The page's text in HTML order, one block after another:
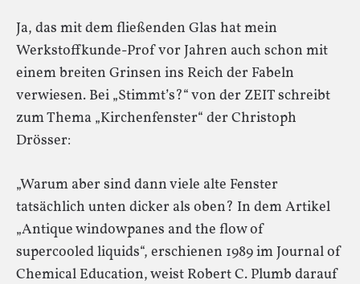
Ja, das mit dem fließenden Glas hat mein
Werkstoffkunde-Prof vor Jahren auch schon mit
einem breiten Grinsen ins Reich der Fabeln
verwiesen. Bei „Stimmt’s?“ von der ZEIT schreibt
zum Thema „Kirchenfenster“ der Christoph
Drösser:
„Warum aber sind dann viele alte Fenster
tatsächlich unten dicker als oben? In dem Artikel
„Antique windowpanes and the flow of
supercooled liquids“, erschienen 1989 im Journal of
Chemical Education, weist Robert C. Plumb darauf